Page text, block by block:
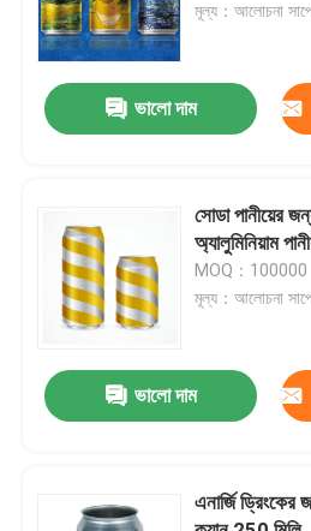
আমাদের সম্পর্কে
কারখানা ভ্রমণ
যোগাযোগ করুন
খবর
অ্যালুমিনিয়াম পানীয় প্যাকেজিং
মূল্য：আলোচনা
ভালো দাম
সোডা
অ্যালুমিনিয়াম
MOQ：100000
মূল্য：আলোচনা
ভালো দাম
এনার্জি ড্রিংকের